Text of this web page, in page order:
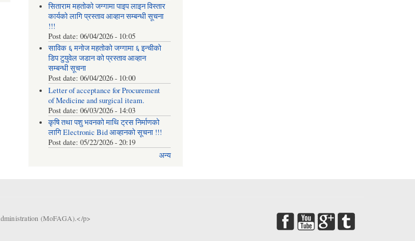
सिताराम महतोको जग्गामा पाइप लाइन विस्तार
कार्यको लागि प्रस्ताव आव्हान सम्बन्धी सूचना
!!!
Post date: 06/04/2026 - 10:05
साविक ६ मनोज महतोको जग्गामा ६ इन्चीको
डिप टुयुवेल जडान को प्रस्ताव आव्हान
सम्बन्धी सूचना
Post date: 06/04/2026 - 10:00
Letter of acceptance for Procurement
of Medicine and surgical iteam.
Post date: 06/03/2026 - 14:03
कृषि तथा पशु भवनको माथि ट्रस निर्माणको
लागि Electronic Bid आव्हानको सूचना !!!
Post date: 05/22/2026 - 20:19
अन्य
(MoFAGA).</p>